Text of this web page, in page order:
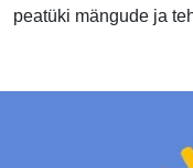
peatüki mängude ja